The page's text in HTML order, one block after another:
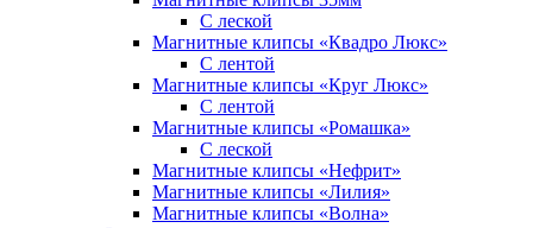
С леской
Магнитные клипсы «Квадро Люкс»
С лентой
Магнитные клипсы «Круг Люкс»
С лентой
Магнитные клипсы «Ромашка»
С леской
Магнитные клипсы «Нефрит»
Магнитные клипсы «Лилия»
Магнитные клипсы «Волна»